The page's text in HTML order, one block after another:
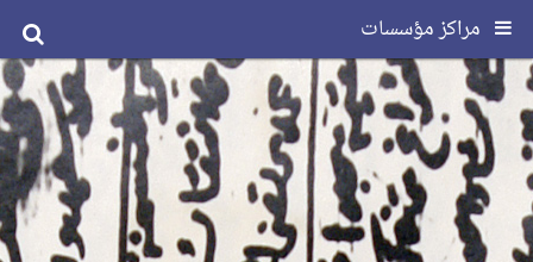
مراکز مؤسسات